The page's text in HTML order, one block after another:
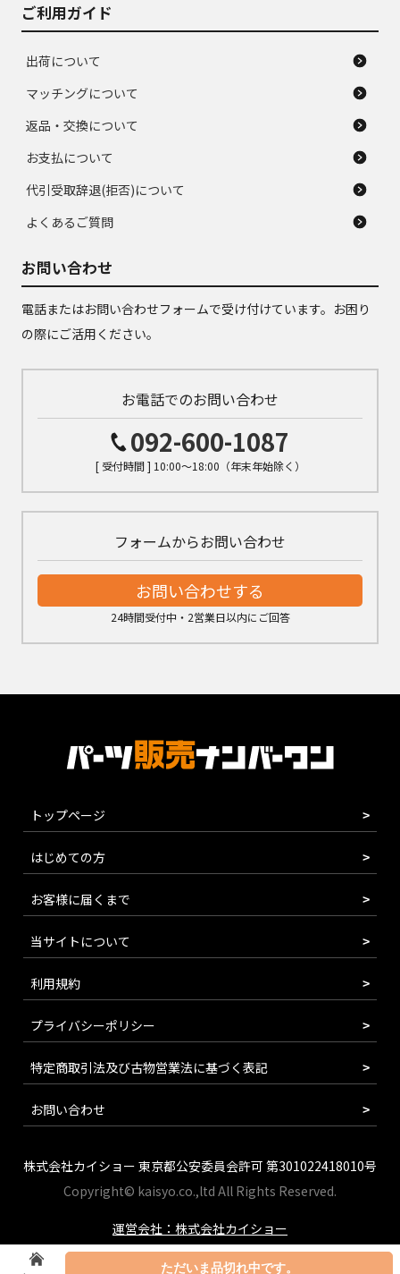
ただいま品切れ中です。
ご利用ガイド
出荷について
マッチングについて
返品・交換について
お支払について
代引受取辞退(拒否)について
よくあるご質問
お問い合わせ
電話またはお問い合わせフォームで受け付けています。お困り
の際にご活用ください。
お電話でのお問い合わせ
092-600-1087
[ 受付時間 ] 10:00～18:00（年末年始除く）
フォームからお問い合わせ
お問い合わせする
24時間受付中・2営業日以内にご回答
トップページ
はじめての方
お客様に届くまで
当サイトについて
利用規約
プライバシーポリシー
特定商取引法及び古物営業法に基づく表記
お問い合わせ
株式会社カイショー 東京都公安委員会許可 第301022418010号
Copyright© kaisyo.co.,ltd All Rights Reserved.
運営会社：株式会社カイショー